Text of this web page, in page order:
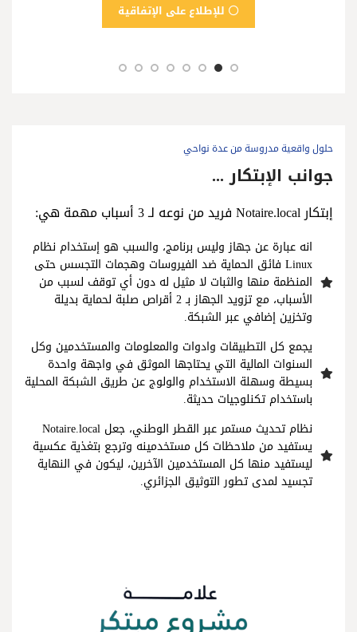
للإطلاع على الإتفاقية
حلول واقعية مدروسة من عدة نواحي
جوانب الإبتكار ...
إبتكار Notaire.local فريد من نوعه لـ 3 أسباب مهمة هي:
انه عبارة عن جهاز وليس برنامج، والسبب هو إستخدام نظام
Linux فائق الحماية ضد الفيروسات وهجمات التجسس حتى
المنظمة منها والثبات لا مثيل له دون أي توقف لسبب من
الأسباب، مع تزويد الجهاز بـ 2 أقراص صلبة لحماية بديلة
وتخزين إضافي عبر الشبكة.
يجمع كل التطبيقات وادوات والمعلومات والمستخدمين وكل
السنوات المالية التي يحتاجها الموثق في واجهة واحدة
بسيطة وسهلة الاستخدام والولوج عن طريق الشبكة المحلية
باستخدام تكنلوجيات حديثة.
نظام تحديث مستمر عبر القطر الوطني، جعل Notaire.local
يستفيد من ملاحظات كل مستخدمينه وترجع بتغذية عكسية
ليستفيد منها كل المستخدمين الآخرين، ليكون في النهاية
تجسيد لمدى تطور التوثيق الجزائري.